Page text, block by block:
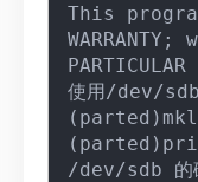
This
使用/dev/sdb
/dev/sdb 的